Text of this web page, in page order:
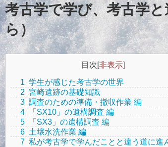
考古学で学び、考古学
ら）
目次[非表示]
1 学生が感じた考古学の世界
2 宮崎遺跡の基礎知識
3 調査のための準備・撤収作業 編
4
「SX10」の遺構調査 編
5
「SX3」の遺構調査 編
6 土壌水洗作業 編
7 私が考古学で学んだことと違う道に進